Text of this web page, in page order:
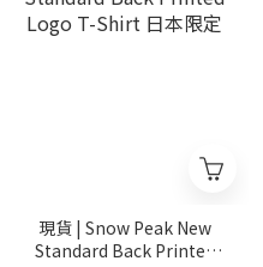
現貨 | Snow Peak New
Standard Back Printed